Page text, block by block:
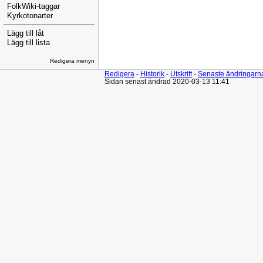
FolkWiki-taggar
Kyrkotonarter
Lägg till låt
Lägg till lista
Redigera menyn
Redigera - Historik - Utskrift- Senaste
Sidan senast ändrad 2020-03-13 11:41